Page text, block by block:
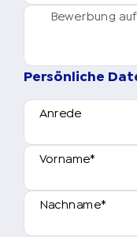
Bewerbung
Persönliche
Anrede
Vorname*
Nachname*